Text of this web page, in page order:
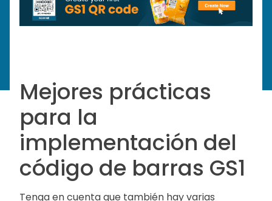
Mejores prácticas
para la
implementación del
código de barras GS1
Tenga en cuenta que también hay varias